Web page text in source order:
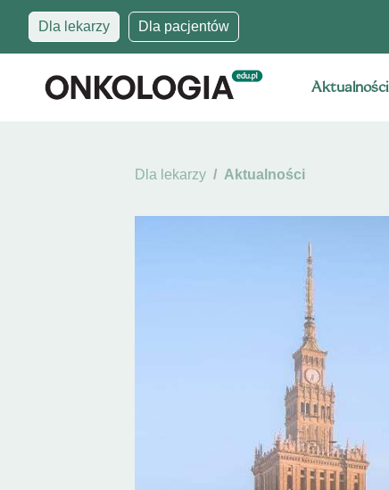
Dla lekarzy Dla pacjentów
Aktualności
Dla lekarzy Aktualności